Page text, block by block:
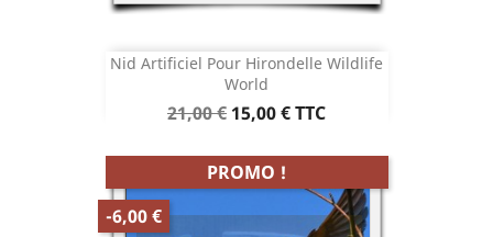
Nid Artificiel Pour Hirondelle Wildlife
World
Prix
base
21,00 € Prix
15,00 €TTC
-6,00 €
PROMO !